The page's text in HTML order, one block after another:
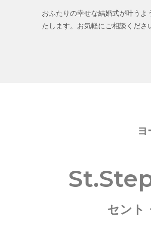
おふたりの幸せな結婚式が叶う
たします。お気軽にご相談くださ
ヨ
セント